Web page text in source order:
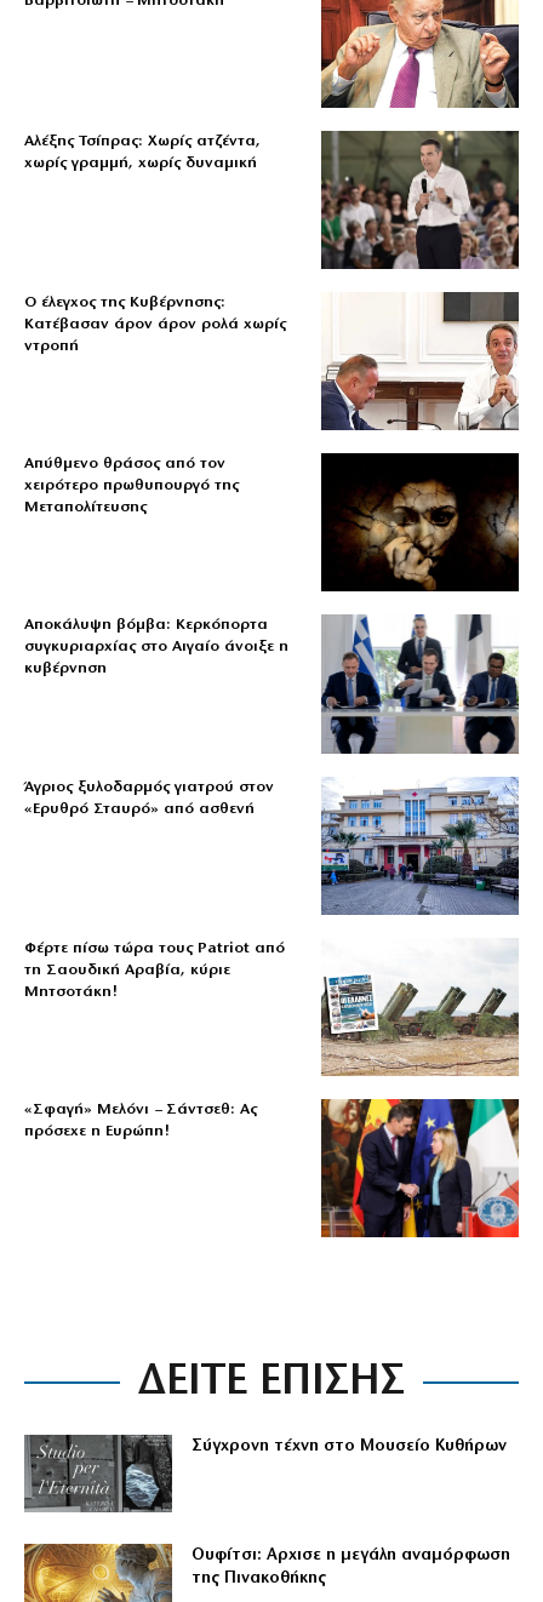
Αλέξης Τσίπρας: Χωρίς ατζέντα,
χωρίς γραμμή, χωρίς δυναμική
Ο έλεγχος της Κυβέρνησης:
Κατέβασαν άρον άρον ρολά χωρίς
ντροπή
Απύθμενο θράσος από τον
χειρότερο πρωθυπουργό της
Μεταπολίτευσης
Αποκάλυψη βόμβα: Κερκόπορτα
συγκυριαρχίας στο Αιγαίο άνοιξε η
κυβέρνηση
Άγριος ξυλοδαρμός γιατρού στον
«Ερυθρό Σταυρό» από ασθενή
Φέρτε πίσω τώρα τους Patriot από
τη Σαουδική Αραβία, κύριε
Μητσοτάκη!
«Σφαγή» Μελόνι – Σάντσεθ: Ας
πρόσεχε η Ευρώπη!
ΔΕΙΤΕ ΕΠΙΣΗΣ
Σύγχρονη τέχνη στο Μουσείο Κυθήρων
Ουφίτσι: Αρχισε η μεγάλη αναμόρφωση
της Πινακοθήκης